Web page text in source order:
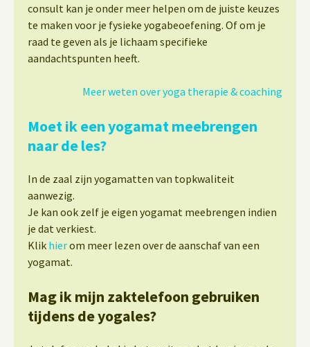
consult kan je onder meer helpen om de juiste keuzes
te maken voor je fysieke yogabeoefening. Of om je
raad te geven als je lichaam specifieke
aandachtspunten heeft.
Meer weten over yoga therapie & coaching
Moet ik een yogamat meebrengen
naar de les?
In de zaal zijn yogamatten van topkwaliteit
aanwezig.
Je kan ook zelf je eigen yogamat meebrengen indien
je dat verkiest.
Klik hierom meer lezen over de aanschaf van een
yogamat.
Mag ik mijn zaktelefoon gebruiken
tijdens de yogales?